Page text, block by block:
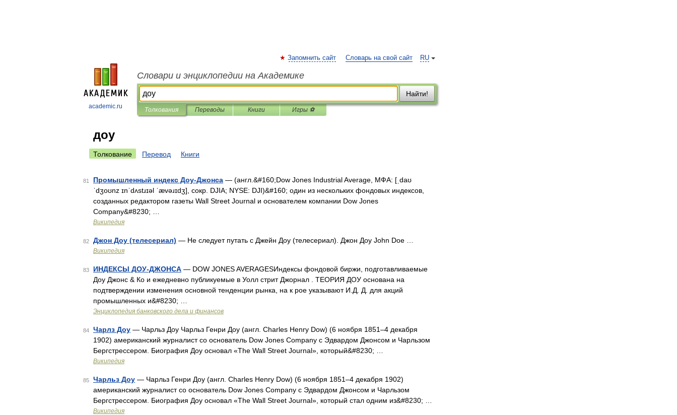
academic.ru
RU
Запомнить сайт Словарь на свой сайт
Словари и энциклопедии на Академике
Найти!
Толкования Переводы Книги Игры ⚽
доу
Толкование Перевод Книги
81 Промышленный индекс Доу-Джонса — (англ.&#160;Dow Jones Industrial Average, МФА: [ˌdaʊ
ˈdʒoʊnz ɪnˈdʌstɹɪəl ˈævəɹɪdʒ], сокр. DJIA; NYSE: DJI)&#160; один из нескольких фондовых индексов,
созданных редактором газеты Wall Street Journal и основателем компании Dow Jones
Company&#8230; …
Википедия
82 Джон Доу (телесериал) — Не следует путать с Джейн Доу (телесериал). Джон Доу John Doe …
Википедия
83 ИНДЕКСЫ ДОУ-ДЖОНСА — DOW JONES AVERAGESИндексы фондовой биржи, подготавливаемые
Доу Джонс & Ко и ежедневно публикуемые в Уолл стрит Джорнал . ТЕОРИЯ ДОУ основана на
подтверждении изменения основной тенденции рынка, на к рое указывают И.Д. Д. для акций
промышленных и&#8230; …
Энциклопедия банковского дела и финансов
84 Чарлз Доу — Чарльз Доу Чарльз Генри Доу (англ. Charles Henry Dow) (6 ноября 1851–4 декабря
1902) американский журналист со основатель Dow Jones Company с Эдвардом Джонсом и Чарльзом
Бергстрессером. Биография Доу основал «The Wall Street Journal», который&#8230; …
Википедия
85 Чарльз Доу — Чарльз Генри Доу (англ. Charles Henry Dow) (6 ноября 1851–4 декабря 1902)
американский журналист со основатель Dow Jones Company с Эдвардом Джонсом и Чарльзом
Бергстрессером. Биография Доу основал «The Wall Street Journal», который стал одним из&#8230; …
Википедия